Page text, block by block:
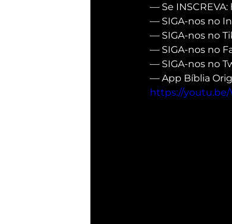
— Se
— SIGA-nos no
— SIGA-nos no
— SIGA-nos no
— SIGA-nos no
— App Bíblia
https://youtu.be/